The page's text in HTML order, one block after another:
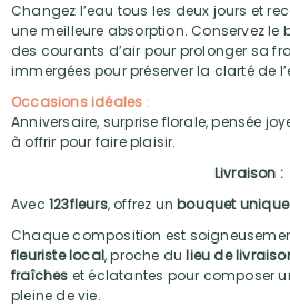
Changez l’eau tous les deux jours et
une meilleure absorption. Conservez le
des courants d’air pour prolonger sa
immergées pour préserver la clarté de
Occasions idéales :
Anniversaire, surprise florale, pensée
à offrir pour faire plaisir.
Livraison :
Avec 123fleurs, offrez unbouquet unique
Chaque composition est
fleuriste local, proche dulieu de
fraîches et éclatantes pour composer
pleine de vie.